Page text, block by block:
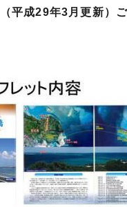
平成29年3月更新）